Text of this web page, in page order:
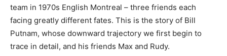
team in 1970s English Montreal – three friends each
facing greatly different fates. This is the story of Bill
Putnam, whose downward trajectory we first begin to
trace in detail, and his friends Max and Rudy.